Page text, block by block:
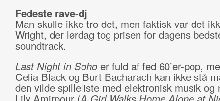
Fedeste rave-dj
Man skulle ikke tro det, men faktisk var det
Wright, der lørdag tog prisen for dagens
soundtrack.
Last Night in Sohoer fuld af fed 60’er-pop,
Celia Black og Burt Bacharach kan ikke stå
den vilde spilleliste med elektronisk musik og